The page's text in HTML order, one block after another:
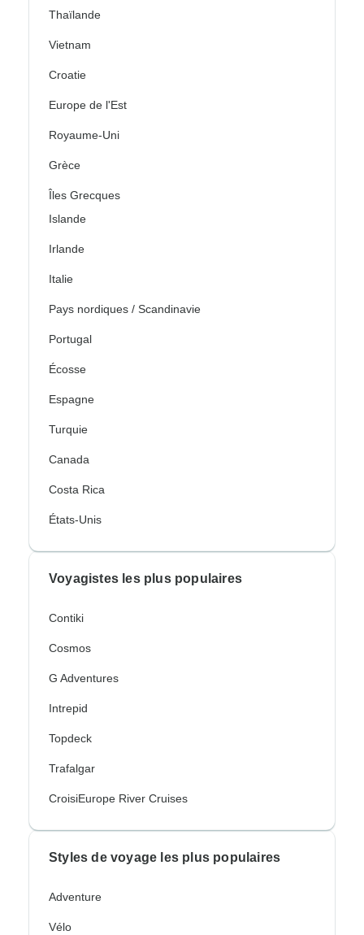
Thaïlande
Vietnam
Croatie
Europe de l'Est
Royaume-Uni
Grèce
Îles Grecques
Islande
Irlande
Italie
Pays nordiques / Scandinavie
Portugal
Écosse
Espagne
Turquie
Canada
Costa Rica
États-Unis
Voyagistes les plus populaires
Contiki
Cosmos
G Adventures
Intrepid
Topdeck
Trafalgar
CroisiEurope River Cruises
Styles de voyage les plus populaires
Adventure
Vélo